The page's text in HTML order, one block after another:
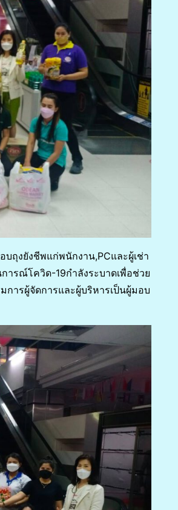
ถุงยังชีพแก่พนักงาน,PCและผู้เช่า
รณ์โควิด-19กำลังระบาดเพื่อช่วย
ารผู้จัดการและผู้บริหารเป็นผู้มอบ